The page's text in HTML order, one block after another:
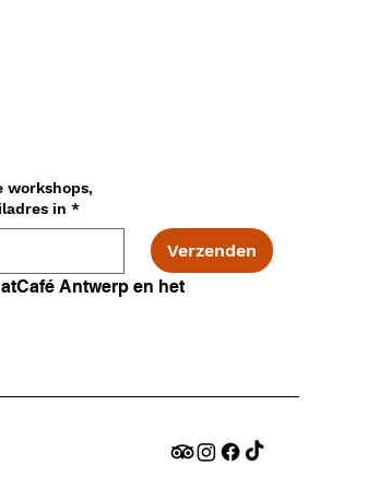
workshops,
je e-mailadres in *
Verzenden
Ik ga akkoord met e-mails van CatCafé Antwerp en het